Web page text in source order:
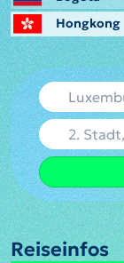
Hongkong
Reiseinfos